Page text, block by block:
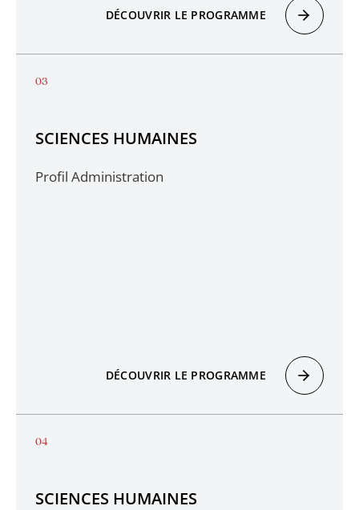
DÉCOUVRIR LE PROGRAMME
SCIENCES HUMAINES
Profil Administration
DÉCOUVRIR LE PROGRAMME
SCIENCES HUMAINES